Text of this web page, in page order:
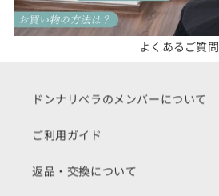
よくあるご質問
ドンナリベラのメンバーについて
ご利用ガイド
返品・交換について